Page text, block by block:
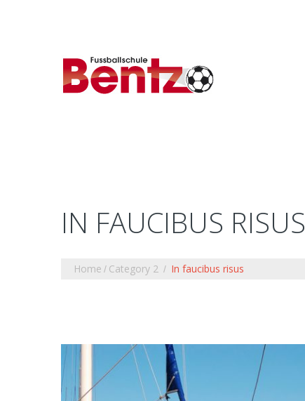
IN FAUCIBUS RISUS
Home Category 2 In faucibus risus